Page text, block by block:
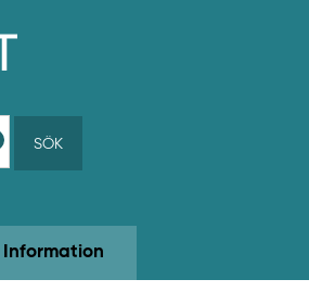
SÖK
Information